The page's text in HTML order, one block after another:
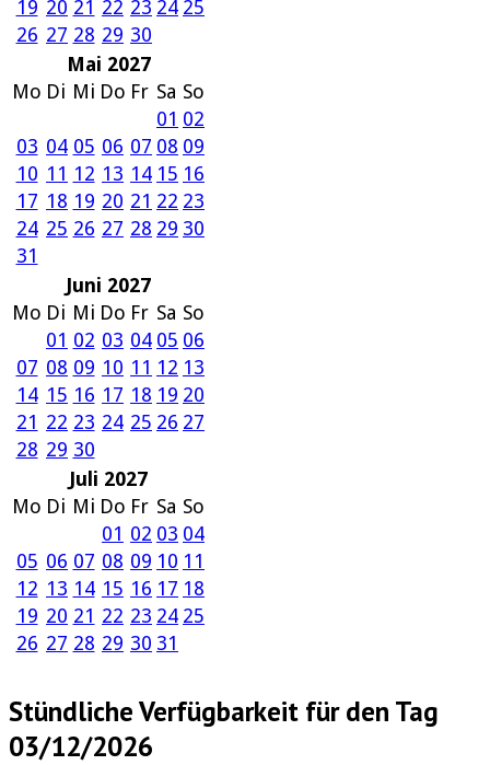
19 20 21 22 23 24 25
26 27 28 29 30
Mai 2027
Mo Di Mi Do Fr Sa So
01 02
03 04 05 06 07 08 09
10 11 12 13 14 15 16
17 18 19 20 21 22 23
24 25 26 27 28 29 30
31
Juni 2027
Mo Di Mi Do Fr Sa So
01 02 03 04 05 06
07 08 09 10 11 12 13
14 15 16 17 18 19 20
21 22 23 24 25 26 27
28 29 30
Juli 2027
Mo Di Mi Do Fr Sa So
01 02 03 04
05 06 07 08 09 10 11
12 13 14 15 16 17 18
19 20 21 22 23 24 25
26 27 28 29 30 31
Stündliche Verfügbarkeit für den Tag
03/12/2026